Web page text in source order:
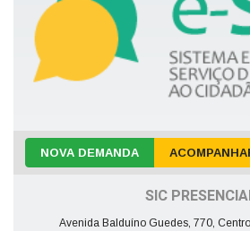
NOVA DEMANDA
SIC
Avenida Balduíno Guedes, 770,